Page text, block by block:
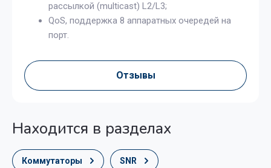
рассылкой (multicast) L2/L3;
QoS, поддержка 8 аппаратных очередей на
порт.
Отзывы
Находится в разделах
Коммутаторы SNR